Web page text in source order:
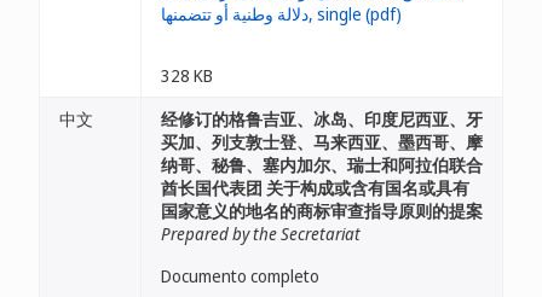
328 KB
中文
经修订的格鲁吉亚、冰岛、印度尼西亚、牙
买加、列支敦士登、马来西亚、墨西哥、摩
纳哥、秘鲁、塞内加尔、瑞士和阿拉伯联合
酋长国代表团 关于构成或含有国名或具有
国家意义的地名的商标审查指导原则的提案
Prepared by the Secretariat
Documento completo